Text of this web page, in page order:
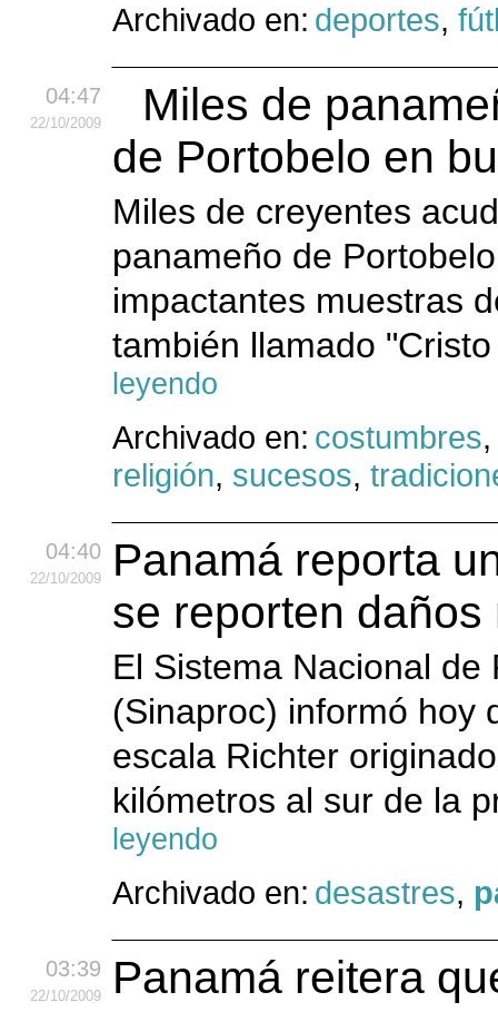
Archivado en: deportes,
04:47
22/10/2009
Miles de
de Portobelo en
Miles de creyentes
panameño de
impactantes muestras
también llamado
leyendo
Archivado en: costumbres
religión, sucesos,
04:40
22/10/2009
Panamá reporta
se reporten daños
El Sistema Nacional
(Sinaproc) informó hoy
escala Richter
kilómetros al sur de la
leyendo
Archivado en: desastres,
03:39
22/10/2009
Panamá reitera